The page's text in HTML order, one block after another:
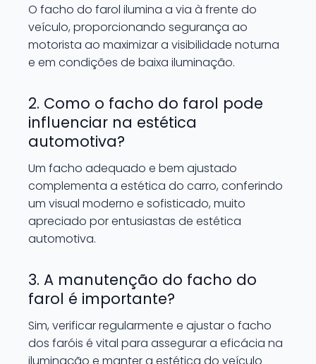
O facho do farol ilumina a via à frente do
veículo, proporcionando segurança ao
motorista ao maximizar a visibilidade noturna
e em condições de baixa iluminação.
2. Como o facho do farol pode
influenciar na estética
automotiva?
Um facho adequado e bem ajustado
complementa a estética do carro, conferindo
um visual moderno e sofisticado, muito
apreciado por entusiastas de estética
automotiva.
3. A manutenção do facho do
farol é importante?
Sim, verificar regularmente e ajustar o facho
dos faróis é vital para assegurar a eficácia na
iluminação e manter a estética do veículo